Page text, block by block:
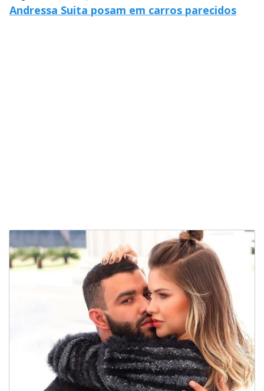
y
Andressa Suita posam em carros parecidos